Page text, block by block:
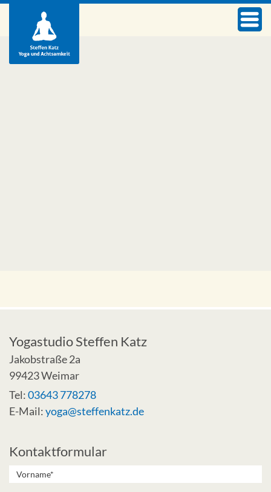
Yogastudio Steffen Katz
Jakobstraße 2a
99423 Weimar
Tel:03643 778278
E-Mail:yoga@steffenkatz.de
Kontaktformular